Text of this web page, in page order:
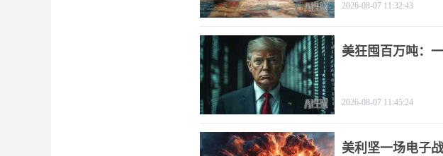
2026-08-07 11:32:43
美狂囤百万吨：
2026-08-07 11:45:24
美利坚一场电子